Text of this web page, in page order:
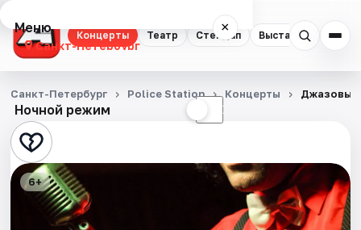
Концерты Театр Стендап Выставки
Меню ×
Санкт-Петербург
Концерты
Театр
Стендап
Выставки
Ночной режим ☾
Санкт-Петербург Police Station Концерты Джазовый
6+